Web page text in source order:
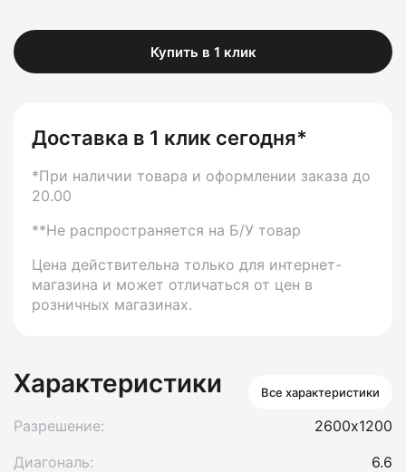
Купить в 1 клик
Доставка в 1 клик сегодня*
*При наличии товара и оформлении заказа до
20.00
**Не распространяется на Б/У товар
Цена действительна только для интернет-
магазина и может отличаться от цен в
розничных магазинах.
Характеристики Все характеристики
Разрешение:
2600х1200
Диагональ:
6.6